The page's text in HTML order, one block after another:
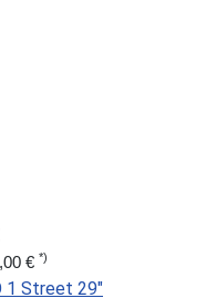
€ *)
1 Street 29"